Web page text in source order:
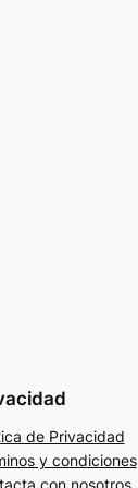
de Privacidad
y condiciones